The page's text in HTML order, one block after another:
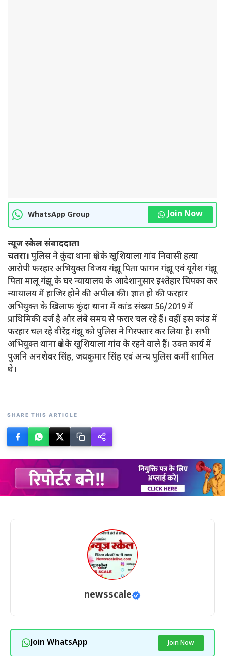
WhatsApp Group Join Now
न्यूज स्केल संवाददाता
चतरा। पुलिस ने कुंदा थाना क्षेत्र के खुशियाला गांव निवासी हत्या
आरोपी फरहार अभियुक्त विजय गंझू पिता फागन गंझू एवं यूगेश गंझू
पिता मालू गंझू के घर न्यायालय के आदेशानुसार इश्तेहार चिपका कर
न्यायालय में हाजिर होने की अपील की। ज्ञात हो की फरहार
अभियुक्त के खिलाफ कुंदा थाना में कांड संख्या 56/2019 में
प्राथिमिकी दर्ज है और लंबे समय से फरार चल रहे हैं। वहीं इस कांड में
फरहार चल रहे वीरेंद्र गंझू को पुलिस ने गिरफ्तार कर लिया है। सभी
अभियुक्त थाना क्षेत्र के खुशियाला गांव के रहने वाले हैं। उक्त कार्य में
पुअनि अनशेवर सिंह, जयकुमार सिंह एवं अन्य पुलिस कर्मी शामिल
थे।
SHARE THIS ARTICLE
newsscale
Join WhatsApp Join Now